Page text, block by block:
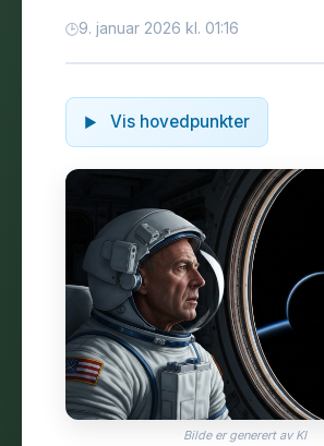
9. januar 2026 kl. 01:16
Vis hovedpunkter
Bilde er generert av KI